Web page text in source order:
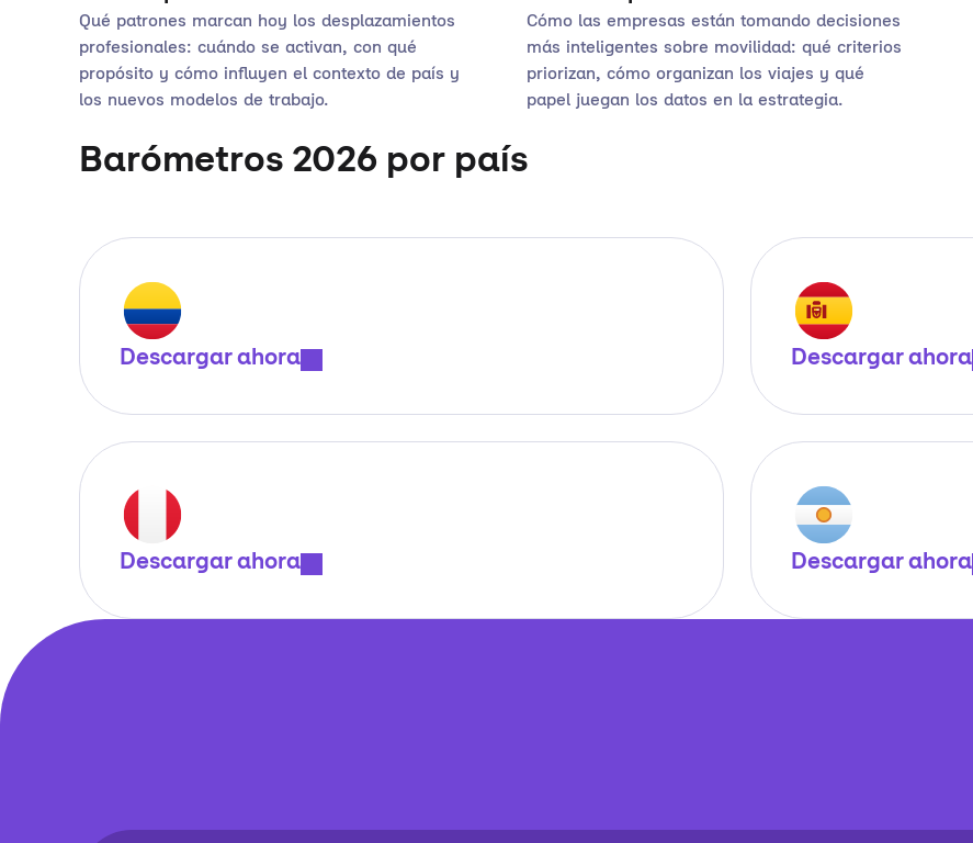
Qué patrones marcan hoy los desplazamientos
profesionales: cuándo se activan, con qué
propósito y cómo influyen el contexto de país y
los nuevos modelos de trabajo.
Cómo las empresas están tomando decisiones
más inteligentes sobre movilidad: qué criterios
priorizan, cómo organizan los viajes y qué
papel juegan los datos en la estrategia.
Barómetros 2026 por país
Descargar ahora Descargar ahora
Descargar ahora Descargar ahora